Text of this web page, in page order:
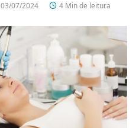
03/07/2024 4 Min de leitura